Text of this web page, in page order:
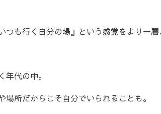
も行く自分の場』という感覚をより一層
代の中。
所だからこそ自分でいられることも。